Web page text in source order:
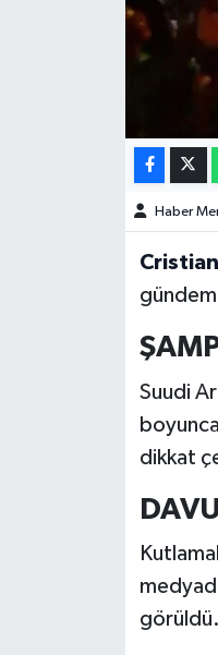
Haber
gündem
Suudi
dikkat
görüldü.